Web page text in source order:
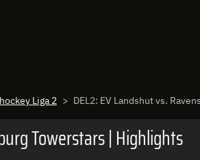
Liga 2 DEL2: EV Landshut vs.
Towerstars | Highlights